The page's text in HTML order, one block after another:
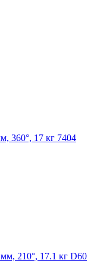
360°, 17 кг 7404
210°, 17.1 кг D60